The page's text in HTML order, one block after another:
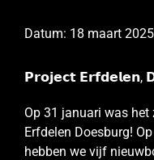
Datum: 18 maart 2025
𝗣𝗿𝗼𝗷𝗲𝗰𝘁 𝗘𝗿𝗳𝗱𝗲𝗹𝗲𝗻,
Op 31 januari was
Erfdelen Doesburg!
hebben we vijf